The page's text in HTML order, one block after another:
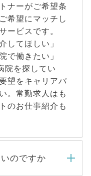
ナーがご希望条
希望にマッチし
ービスです。
してほしい」
で働きたい」
院を探してい
望をキャリアパ
。常勤求人はも
のお仕事紹介も
のですか